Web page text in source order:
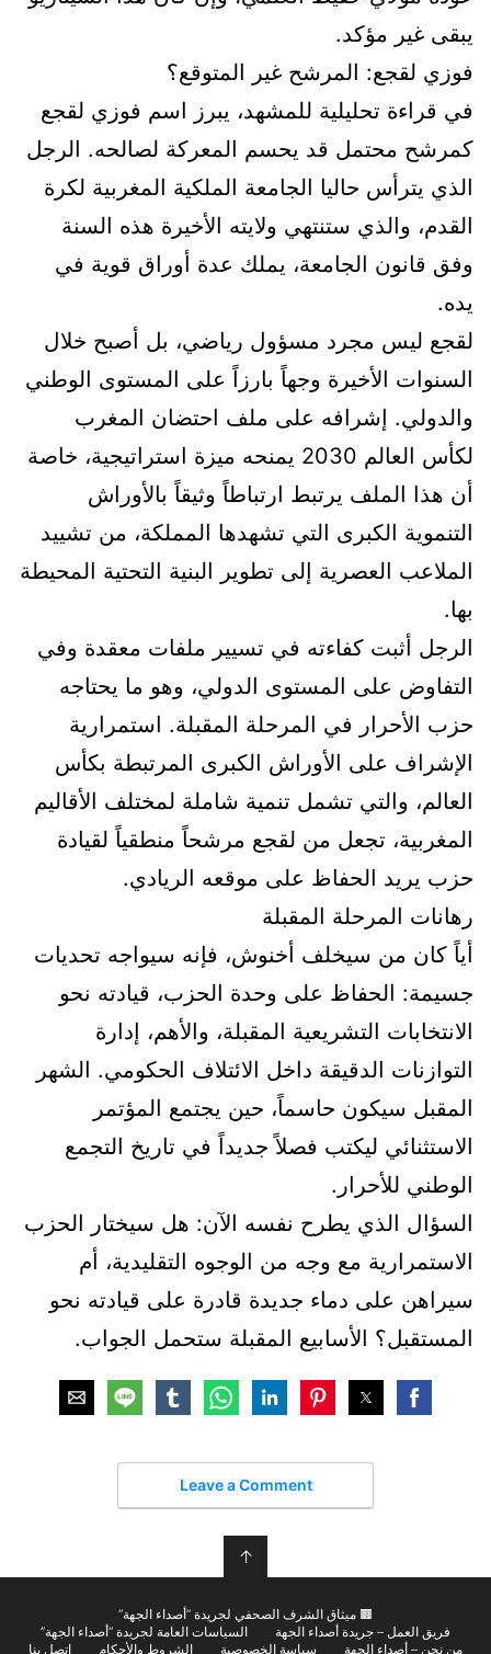
يبقى غير مؤكد.
فوزي لقجع: المرشح غير المتوقع؟
في قراءة تحليلية للمشهد، يبرز اسم فوزي لقجع
كمرشح محتمل قد يحسم المعركة لصالحه. الرجل
الذي يترأس حاليا الجامعة الملكية المغربية لكرة
القدم، والذي ستنتهي ولايته الأخيرة هذه السنة
وفق قانون الجامعة، يملك عدة أوراق قوية في
يده.
لقجع ليس مجرد مسؤول رياضي، بل أصبح خلال
السنوات الأخيرة وجهاً بارزاً على المستوى الوطني
والدولي. إشرافه على ملف احتضان المغرب
لكأس العالم 2030 يمنحه ميزة استراتيجية، خاصة
أن هذا الملف يرتبط ارتباطاً وثيقاً بالأوراش
التنموية الكبرى التي تشهدها المملكة، من تشييد
الملاعب العصرية إلى تطوير البنية التحتية المحيطة
بها.
الرجل أثبت كفاءته في تسيير ملفات معقدة وفي
التفاوض على المستوى الدولي، وهو ما يحتاجه
حزب الأحرار في المرحلة المقبلة. استمرارية
الإشراف على الأوراش الكبرى المرتبطة بكأس
العالم، والتي تشمل تنمية شاملة لمختلف الأقاليم
المغربية، تجعل من لقجع مرشحاً منطقياً لقيادة
حزب يريد الحفاظ على موقعه الريادي.
رهانات المرحلة المقبلة
أياً كان من سيخلف أخنوش، فإنه سيواجه تحديات
جسيمة: الحفاظ على وحدة الحزب، قيادته نحو
الانتخابات التشريعية المقبلة، والأهم، إدارة
التوازنات الدقيقة داخل الائتلاف الحكومي. الشهر
المقبل سيكون حاسماً، حين يجتمع المؤتمر
الاستثنائي ليكتب فصلاً جديداً في تاريخ التجمع
الوطني للأحرار.
السؤال الذي يطرح نفسه الآن: هل سيختار الحزب
الاستمرارية مع وجه من الوجوه التقليدية، أم
سيراهن على دماء جديدة قادرة على قيادته نحو
المستقبل؟ الأسابيع المقبلة ستحمل الجواب.
Leave a Comment
↑
🟫 ميثاق الشرف الصحفي لجريدة “أصداء الجهة”
فريق العمل – جريدة أصداء الجهة
السياسات العامة لجريدة “أصداء الجهة”
من نحن – أصداء الجهة
سياسة الخصوصية الشروط والأحكام اتصل بنا